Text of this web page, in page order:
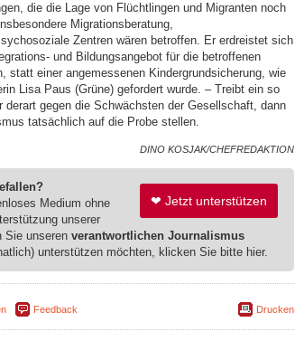
die die Lage von Flüchtlingen und Migranten noch
Migrationsberatung,
Zentren wären betroffen. Er erdreistet sich
und Bildungsangebot für die betroffenen
statt einer angemessenen Kindergrundsicherung, wie
Lisa Paus (Grüne) gefordert wurde. – Treibt ein so
derart gegen die Schwächsten der Gesellschaft, dann
tatsächlich auf die Probe stellen.
DINO KOSJAK/CHEFREDAKTION
❤ Jetzt unterstützen
Medium ohne
unserer
Sie unseren verantwortlichen Journalismus
unterstützen möchten, klicken Sie bitte hier.
Feedback Drucken